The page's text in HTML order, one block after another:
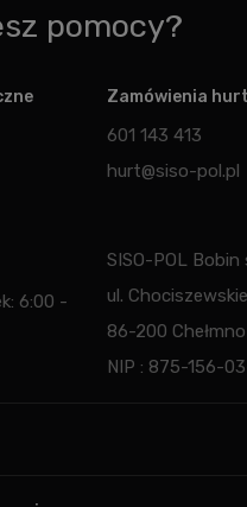
pomocy?
Zamówienia
601 143 413
hurt@siso-pol.pl
6:00 -
SISO-POL Bobin
ul.
86-200 Chełmno
NIP : 875-156-